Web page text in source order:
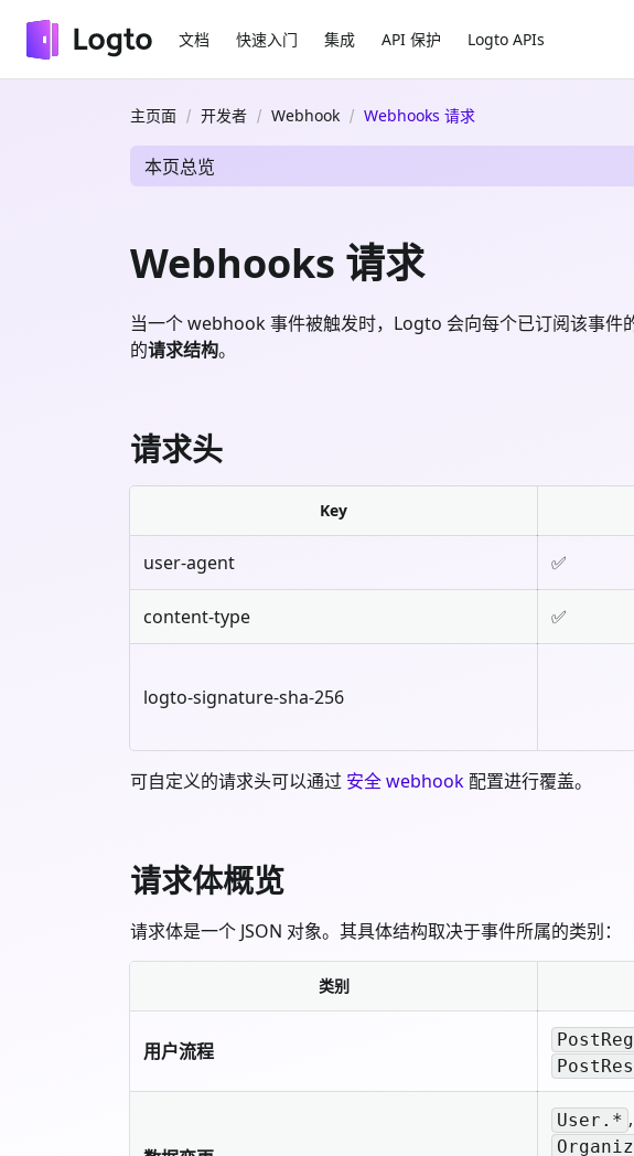
文档 快速入门 集成 API 保护 Logto APIs
主页面 开发者 Webhook Webhooks 请求
本页总览
Webhooks 请求
当一个 webhook 事件被触发时，Logto 会向每个已订阅该事件
的请求结构。
请求头
Key
user-agent ✅
content-type ✅
logto-signature-sha-256
可自定义的请求头可以通过 安全 webhook 配置进行覆盖。
请求体概览
请求体是一个 JSON 对象。其具体结构取决于事件所属的类别：
类别
用户流程
User.* ,